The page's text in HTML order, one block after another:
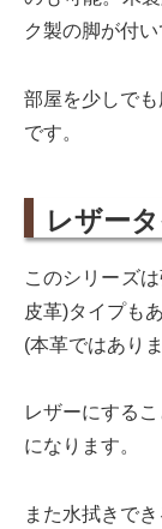
ク製の脚が付
部屋を少しで
です。
レザー
このシリーズ
皮革)タイプも
(本革ではあり
レザーにする
になります。
また水拭きで